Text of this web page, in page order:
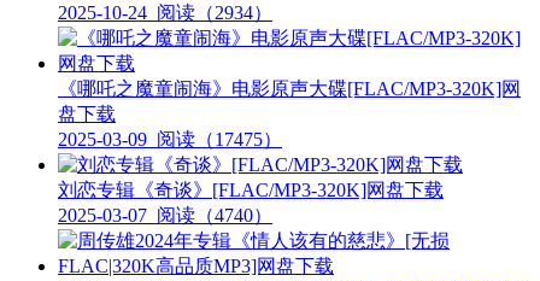
2025-10-24 阅读（2934）
《哪吒之魔童闹海》电影原声大碟[FLAC/MP3-320K]网
盘下载
2025-03-09 阅读（17475）
刘恋专辑《奇谈》[FLAC/MP3-320K]网盘下载
2025-03-07 阅读（4740）